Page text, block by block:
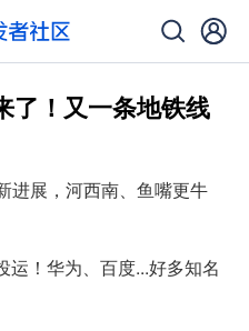
了！又一条地铁线
进展，河西南、鱼嘴更牛
！华为、百度...好多知名